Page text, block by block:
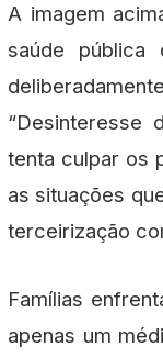
A imagem
saúde
“Desinteresse
tenta culpar os
as situações
terceirização
Famílias
apenas um